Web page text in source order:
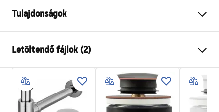
Tulajdonságok
Anyag
Szín
Fehér
Kivitel
Fényes
Hosszúság
655mm
Letöltendő fájlok (2)
Telepítési utasítások
Basin.pdf